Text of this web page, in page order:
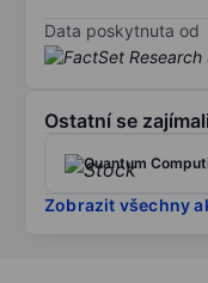
Data poskytnuta od
Ostatní se
Quantum
Zobrazit všechny